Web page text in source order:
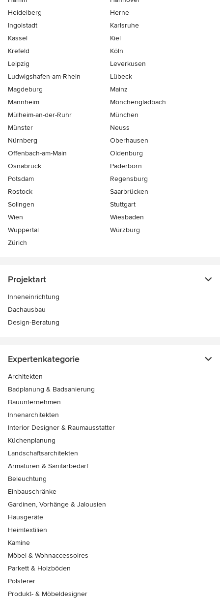
Heidelberg
Herne
Ingolstadt
Karlsruhe
Kassel
Kiel
Krefeld
Köln
Leipzig
Leverkusen
Ludwigshafen-am-Rhein
Lübeck
Magdeburg
Mainz
Mannheim
Mönchen­gladbach
Mülheim-an-der-Ruhr
München
Münster
Neuss
Nürnberg
Oberhausen
Offenbach-am-Main
Oldenburg
Osnabrück
Paderborn
Potsdam
Regensburg
Rostock
Saarbrücken
Solingen
Stuttgart
Wien
Wiesbaden
Wuppertal
Würzburg
Zürich
Projektart
Inneneinrichtung
Dachausbau
Design-Beratung
Expertenkategorie
Architekten
Badplanung & Badsanierung
Bauunternehmen
Innenarchitekten
Interior Designer & Raumausstatter
Küchenplanung
Landschaftsarchitekten
Armaturen & Sanitärbedarf
Beleuchtung
Einbauschränke
Gardinen, Vorhänge & Jalousien
Hausgeräte
Heimtextilien
Kamine
Möbel & Wohnaccessoires
Parkett & Holzböden
Polsterer
Produkt- & Möbeldesigner